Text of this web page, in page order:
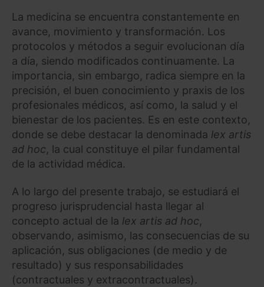
La medicina se encuentra constantemente en
avance, movimiento y transformación. Los
protocolos y métodos a seguir evolucionan día
a día, siendo modificados continuamente. La
importancia, sin embargo, radica siempre en la
precisión, el buen conocimiento y praxis de los
profesionales médicos, así como, la salud y el
bienestar de los pacientes. Es en este contexto,
donde se debe destacar la denominada lex artis
ad hoc, la cual constituye el pilar fundamental
de la actividad médica.
A lo largo del presente trabajo, se estudiará el
progreso jurisprudencial hasta llegar al
concepto actual de la lex artis ad hoc,
observando, asimismo, las consecuencias de su
aplicación, sus obligaciones (de medio y de
resultado) y sus responsabilidades
(contractuales y extracontractuales).